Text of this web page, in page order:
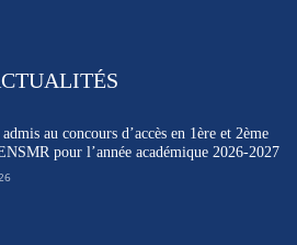
au concours d’accès en 1ère et 2ème
pour l’année académique 2026-2027